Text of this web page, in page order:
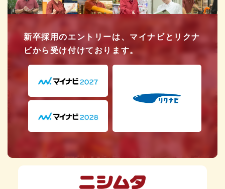
新卒採用のエントリーは、マイナビとリクナ
ビから受け付けております。